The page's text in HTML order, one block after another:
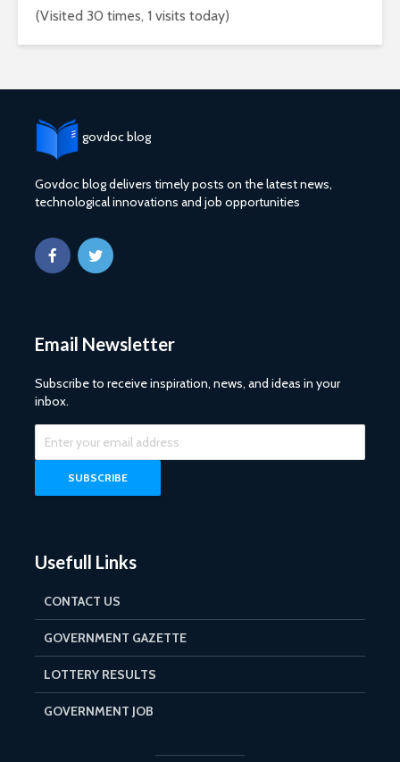
(Visited 30 times, 1 visits today)
govdoc blog
Govdoc blog delivers timely posts on the latest news,
technological innovations and job opportunities
Email Newsletter
Subscribe to receive inspiration, news, and ideas in your
inbox.
Usefull Links
CONTACT US
GOVERNMENT GAZETTE
LOTTERY RESULTS
GOVERNMENT JOB